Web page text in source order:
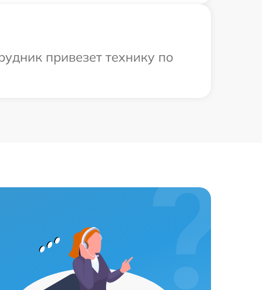
привезет технику по